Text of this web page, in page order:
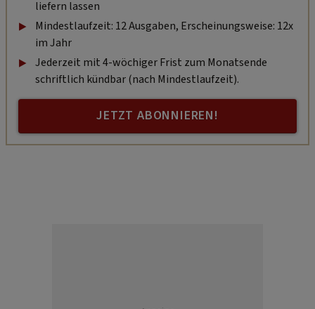
liefern lassen
Mindestlaufzeit: 12 Ausgaben, Erscheinungsweise: 12x
im Jahr
Jederzeit mit 4-wöchiger Frist zum Monatsende
schriftlich kündbar (nach Mindestlaufzeit).
JETZT ABONNIEREN!